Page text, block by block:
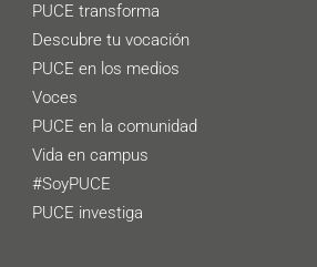
PUCE transforma
Descubre tu vocación
PUCE en los medios
Voces
PUCE en la comunidad
Vida en campus
#SoyPUCE
PUCE investiga